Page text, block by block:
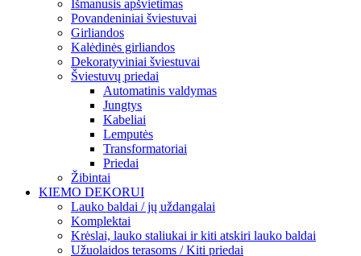
Išmanusis apšvietimas
Povandeniniai šviestuvai
Girliandos
Kalėdinės girliandos
Dekoratyviniai šviestuvai
Šviestuvų priedai
Automatinis valdymas
Jungtys
Kabeliai
Lemputės
Transformatoriai
Priedai
Žibintai
KIEMO DEKORUI
Lauko baldai / jų uždangalai
Komplektai
Krėslai, lauko staliukai ir kiti atskiri lauko baldai
Užuolaidos terasoms / Kiti priedai